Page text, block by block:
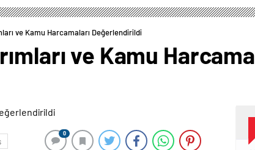
ve Kamu Harcamaları Değerlendirildi
ve Kamu
0